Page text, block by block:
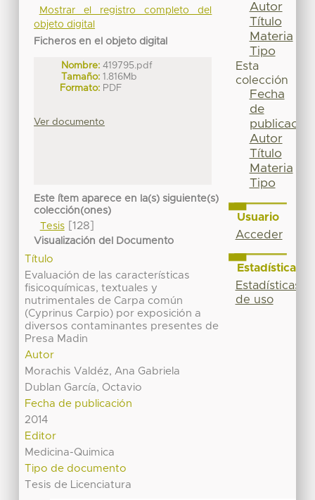
Mostrar el registro completo del
objeto digital
Ficheros en el objeto digital
Nombre: 419795.pdf
Tamaño: 1.816Mb
Formato: PDF
Ver documento
Este ítem aparece en la(s) siguiente(s)
colección(ones)
Tesis[128]
Visualización del Documento
Título
Evaluación de las características
fisicoquímicas, textuales y
nutrimentales de Carpa común
(Cyprinus Carpio) por exposición a
diversos contaminantes presentes de
Presa Madin
Autor
Morachis Valdéz, Ana Gabriela
Dublan García, Octavio
Fecha de publicación
2014
Editor
Medicina-Quimica
Tipo de documento
Tesis de Licenciatura
Autor
Título
Materia
Tipo
Esta
colección
Fecha
de
publicación
Autor
Título
Materia
Tipo
Usuario
Acceder
Estadísticas
Estadísticas
de uso